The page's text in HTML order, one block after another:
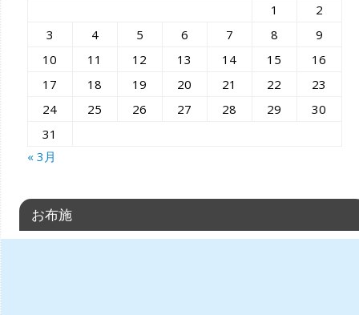
1
2
3
4 5 6 7 8
9
10
11 12 13 14 15
16
17
18 19 20 21 22
23
24
25 26 27 28 29
30
31
« 3月
お布施